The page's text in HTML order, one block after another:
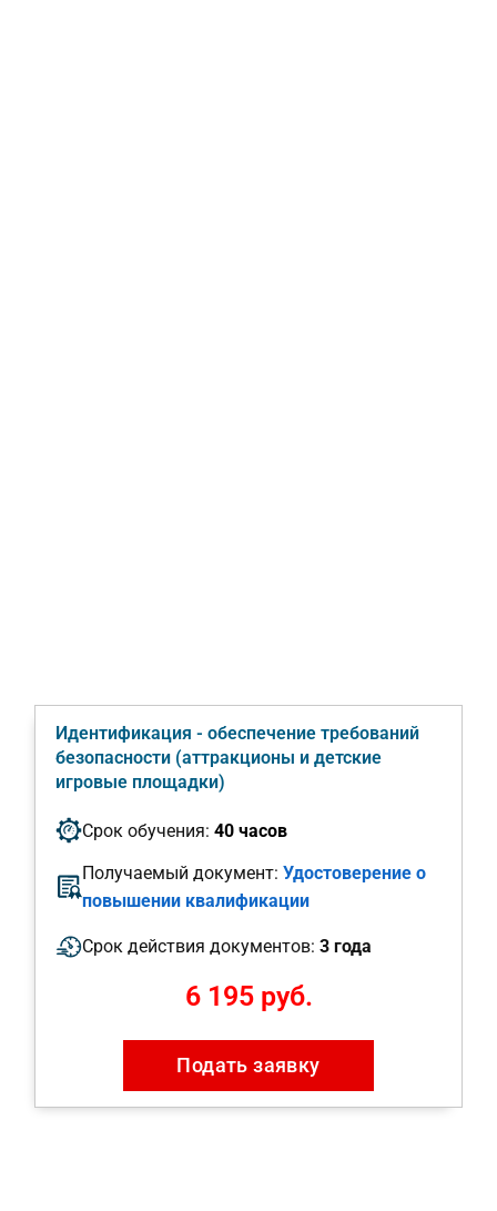
Идентификация - обеспечение требований
безопасности (аттракционы и детские
игровые площадки)
Срок обучения: 40 часов
Получаемый документ: Удостоверение о
повышении квалификации
Срок действия документов: 3 года
6 195 руб.
Подать заявку